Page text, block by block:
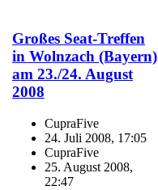
Großes Seat-Treffen
in Wolnzach (Bayern)
am 23./24. August
2008
CupraFive
24. Juli 2008, 17:05
CupraFive
25. August 2008,
22:47